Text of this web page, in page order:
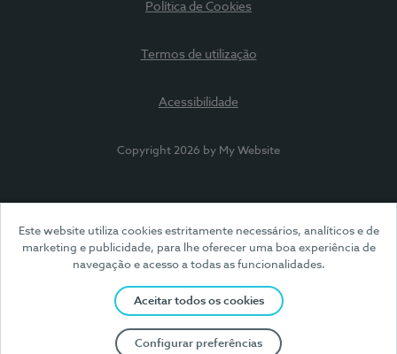
Este website utiliza cookies estritamente necessários, analíticos e de
marketing e publicidade, para lhe oferecer uma boa experiência de
navegação e acesso a todas as funcionalidades.
Aceitar todos os cookies
Configurar preferências
Política de Cookies
Termos de utilização
Acessibilidade
Copyright 2026 by My Website